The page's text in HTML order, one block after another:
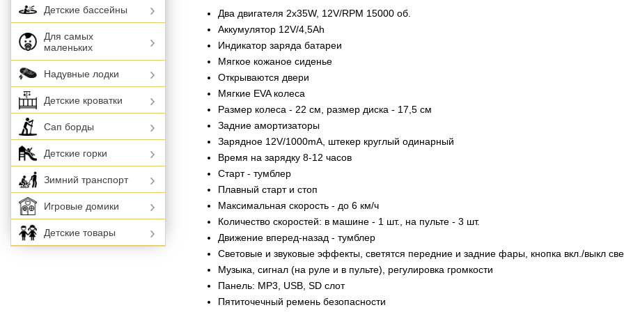
Два двигателя 2х35W, 12V/RPM 15000 об.
Аккумулятор 12V/4,5Ah
Индикатор заряда батареи
Мягкое кожаное сиденье
Открываются двери
Мягкие EVA колеса
Размер колеса - 22 см, размер диска - 17,5 см
Задние амортизаторы
Зарядное 12V/1000mA, штекер круглый одинарный
Время на зарядку 8-12 часов
Старт - тумблер
Плавный старт и стоп
Максимальная скорость - до 6 км/ч
Количество скоростей: в машине - 1 шт., на пульте - 3 шт.
Движение вперед-назад - тумблер
Световые и звуковые эффекты, светятся передние и задние фары, кнопка вкл./выкл
Музыка, сигнал (на руле и в пульте), регулировка громкости
Панель: MP3, USB, SD слот
Пятиточечный ремень безопасности
Детские бассейны
Для самых
маленьких
Надувные лодки
Детские кроватки
Сап борды
Детские горки
Зимний транспорт
Игровые домики
Детские товары